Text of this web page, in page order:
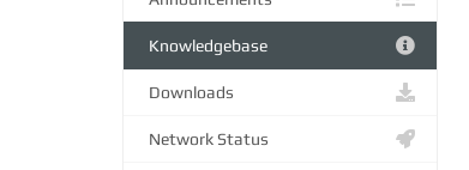
Knowledgebase
Downloads
Network Status